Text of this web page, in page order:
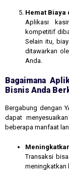
Hemat Biaya
Aplikasi
kompetitif
Selain itu,
ditawarkan
Anda.
Bagaimana
Bisnis Anda
Bergabung dengan
dapat
beberapa manfaat
Transaksi
meningkatkan